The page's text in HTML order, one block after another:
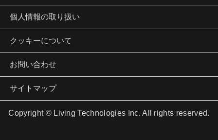
個人情報の取り扱い
クッキーについて
お問い合わせ
サイトマップ
Copyright © Living Technologies Inc. All rights reserved.